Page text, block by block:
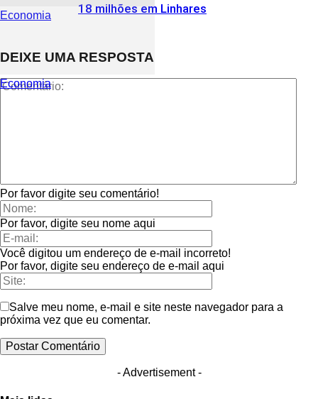
Economia
Economia
18 milhões em Linhares
DEIXE UMA RESPOSTA
Por favor digite seu comentário!
Por favor, digite seu nome aqui
Você digitou um endereço de e-mail incorreto!
Por favor, digite seu endereço de e-mail aqui
Salve meu nome, e-mail e site neste navegador para a
próxima vez que eu comentar.
- Advertisement -